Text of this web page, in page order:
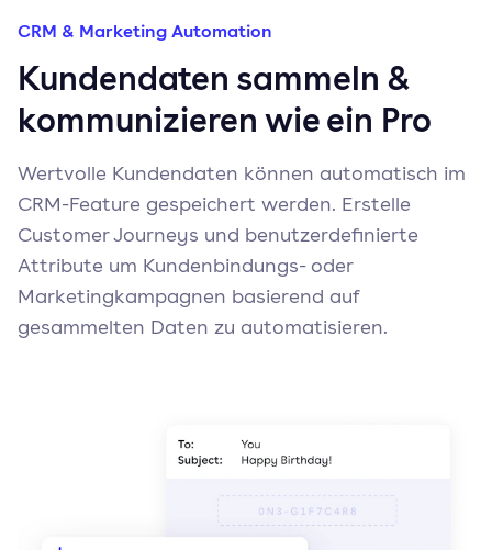
CRM & Marketing Automation
Kundendaten sammeln &
kommunizieren wie ein Pro
Wertvolle Kundendaten können automatisch im
CRM-Feature gespeichert werden. Erstelle
Customer Journeys und benutzerdefinierte
Attribute um Kundenbindungs- oder
Marketingkampagnen basierend auf
gesammelten Daten zu automatisieren.